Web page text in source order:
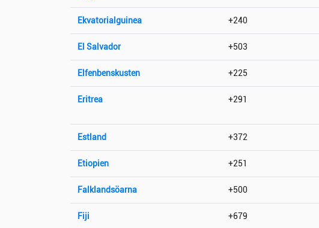
Ekvatorialguinea +240
El Salvador +503
Elfenbenskusten +225
Eritrea +291
Estland +372
Etiopien +251
Falklandsöarna +500
Fiji +679